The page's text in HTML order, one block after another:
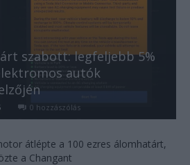
szabott: legfeljebb 5%
autók
0 hozzászólás
átlépte a 100 ezres álomhatárt,
a Changant